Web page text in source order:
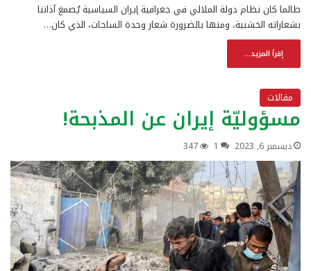
طالما كان نظام دولة الملالي في جغرافية إيران السياسية يُصمغ آذاننا
بشعاراته الخشبية، ومنها بالضرورة شعار وحدة الساحات، الذي كان…
إقرأ المزيد...
مقالات
مسؤوليّة إيران عن المذبحة!
ديسمبر 6, 2023 1
347